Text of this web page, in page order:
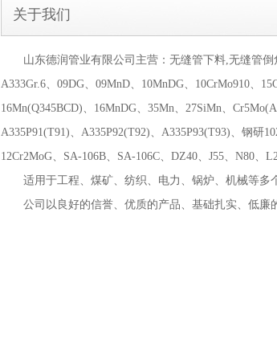
关于我们
山东德润管业有限公司主营：无缝管下料,无缝管倒
A333Gr.6、09DG、09MnD、10MnDG、10CrMo910、
16Mn(Q345BCD)、16MnDG、35Mn、27SiMn、
A335P91(T91)、A335P92(T92)、A335P93(T93)、钢研
12Cr2MoG、SA-106B、SA-106C、DZ40、J55、N80、
适用于工程、煤矿、纺织、电力、锅炉、机械等多
公司以良好的信誉、优质的产品、基础扎实、低廉